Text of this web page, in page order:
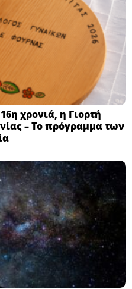
χρονιά, η Γιορτή
– Το πρόγραμμα των